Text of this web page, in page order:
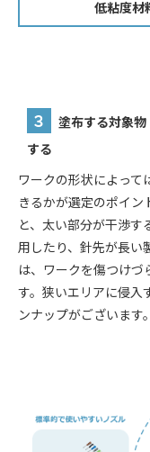
低粘度材
３
塗布する対象
する
ワークの形状によって
きるかが選定のポイン
と、太い部分が干渉
用したり、針先が長い
は、ワークを傷つけ
す。狭いエリアに侵入
ンナップがございます。